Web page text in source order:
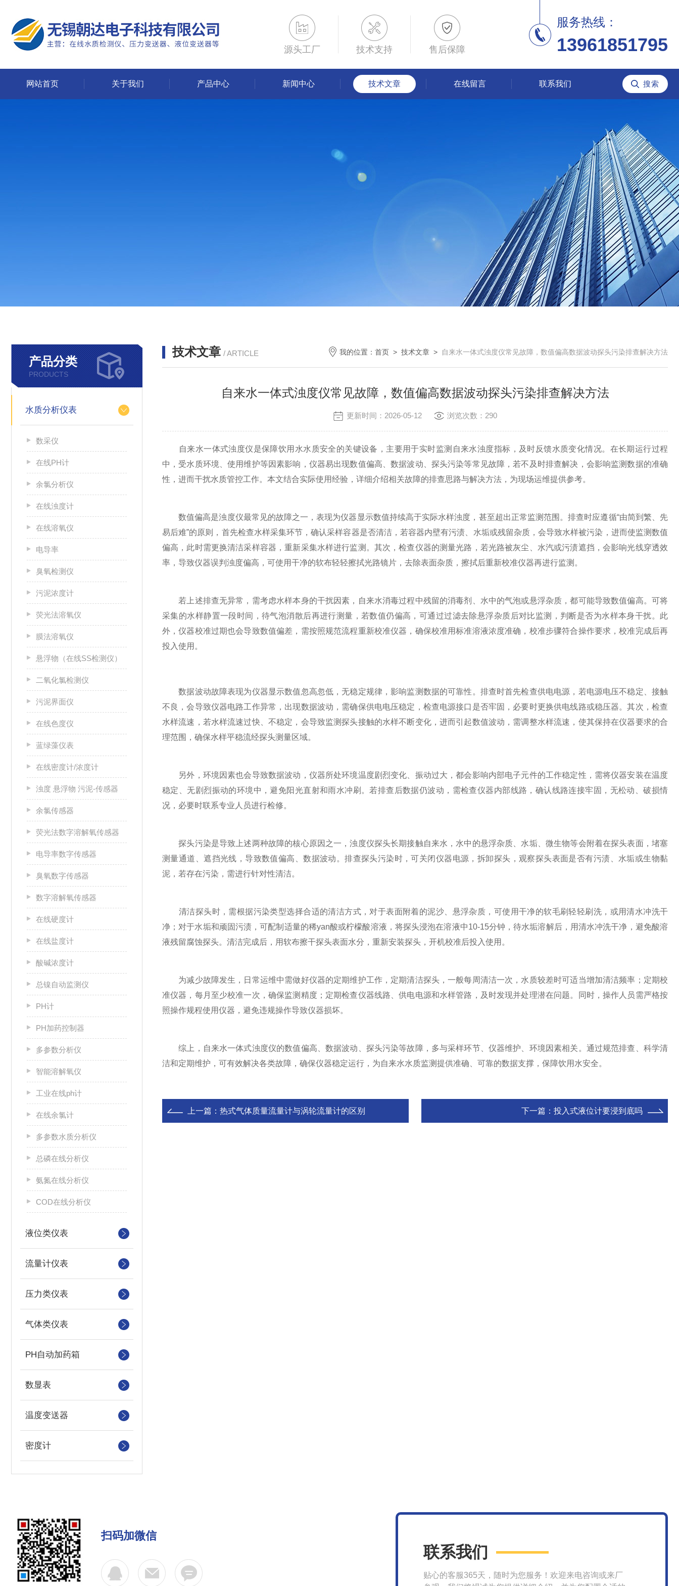
源头工厂 技术支持 售后保障
服务热线：
13961851795
网站首页 关于我们 产品中心 新闻中心 技术文章 在线留言 联系我们
产品分类
PRODUCTS
水质分析仪表
数采仪
在线PH计
余氯分析仪
在线浊度计
在线溶氧仪
电导率
臭氧检测仪
污泥浓度计
荧光法溶氧仪
膜法溶氧仪
悬浮物（在线SS检测仪）
二氧化氯检测仪
污泥界面仪
在线色度仪
蓝绿藻仪表
在线密度计/浓度计
浊度 悬浮物 污泥-传感器
余氯传感器
荧光法数字溶解氧传感器
电导率数字传感器
臭氧数字传感器
数字溶解氧传感器
在线硬度计
在线盐度计
酸碱浓度计
总镍自动监测仪
PH计
PH加药控制器
多参数分析仪
智能溶解氧仪
工业在线ph计
在线余氯计
多参数水质分析仪
总磷在线分析仪
氨氮在线分析仪
COD在线分析仪
液位类仪表
流量计仪表
压力类仪表
气体类仪表
PH自动加药箱
数显表
温度变送器
密度计
技术文章 / ARTICLE 我的位置： 首页 > 技术文章 > 自来水一体式浊度仪常见故障，数值偏高数据波动探头污染排查解决方法
自来水一体式浊度仪常见故障，数值偏高数据波动探头污染排查解决方法
更新时间：2026-05-12 浏览次数：290
自来水一体式浊度仪是保障饮用水水质安全的关键设备，主要用于实时监测自来水浊度指标，及时反馈水质变化情况。在长期运行过程
中，受水质环境、使用维护等因素影响，仪器易出现数值偏高、数据波动、探头污染等常见故障，若不及时排查解决，会影响监测数据的准确
性，进而干扰水质管控工作。本文结合实际使用经验，详细介绍相关故障的排查思路与解决方法，为现场运维提供参考。
数值偏高是浊度仪最常见的故障之一，表现为仪器显示数值持续高于实际水样浊度，甚至超出正常监测范围。排查时应遵循“由简到繁、先
易后难”的原则，首先检查水样采集环节，确认采样容器是否清洁，若容器内壁有污渍、水垢或残留杂质，会导致水样被污染，进而使监测数值
偏高，此时需更换清洁采样容器，重新采集水样进行监测。其次，检查仪器的测量光路，若光路被灰尘、水汽或污渍遮挡，会影响光线穿透效
率，导致仪器误判浊度偏高，可使用干净的软布轻轻擦拭光路镜片，去除表面杂质，擦拭后重新校准仪器再进行监测。
若上述排查无异常，需考虑水样本身的干扰因素，自来水消毒过程中残留的消毒剂、水中的气泡或悬浮杂质，都可能导致数值偏高。可将
采集的水样静置一段时间，待气泡消散后再进行测量，若数值仍偏高，可通过过滤去除悬浮杂质后对比监测，判断是否为水样本身干扰。此
外，仪器校准过期也会导致数值偏差，需按照规范流程重新校准仪器，确保校准用标准溶液浓度准确，校准步骤符合操作要求，校准完成后再
投入使用。
数据波动故障表现为仪器显示数值忽高忽低，无稳定规律，影响监测数据的可靠性。排查时首先检查供电电源，若电源电压不稳定、接触
不良，会导致仪器电路工作异常，出现数据波动，需确保供电电压稳定，检查电源接口是否牢固，必要时更换供电线路或稳压器。其次，检查
水样流速，若水样流速过快、不稳定，会导致监测探头接触的水样不断变化，进而引起数值波动，需调整水样流速，使其保持在仪器要求的合
理范围，确保水样平稳流经探头测量区域。
另外，环境因素也会导致数据波动，仪器所处环境温度剧烈变化、振动过大，都会影响内部电子元件的工作稳定性，需将仪器安装在温度
稳定、无剧烈振动的环境中，避免阳光直射和雨水冲刷。若排查后数据仍波动，需检查仪器内部线路，确认线路连接牢固，无松动、破损情
况，必要时联系专业人员进行检修。
探头污染是导致上述两种故障的核心原因之一，浊度仪探头长期接触自来水，水中的悬浮杂质、水垢、微生物等会附着在探头表面，堵塞
测量通道、遮挡光线，导致数值偏高、数据波动。排查探头污染时，可关闭仪器电源，拆卸探头，观察探头表面是否有污渍、水垢或生物黏
泥，若存在污染，需进行针对性清洁。
清洁探头时，需根据污染类型选择合适的清洁方式，对于表面附着的泥沙、悬浮杂质，可使用干净的软毛刷轻轻刷洗，或用清水冲洗干
净；对于水垢和顽固污渍，可配制适量的稀yan酸或柠檬酸溶液，将探头浸泡在溶液中10-15分钟，待水垢溶解后，用清水冲洗干净，避免酸溶
液残留腐蚀探头。清洁完成后，用软布擦干探头表面水分，重新安装探头，开机校准后投入使用。
为减少故障发生，日常运维中需做好仪器的定期维护工作，定期清洁探头，一般每周清洁一次，水质较差时可适当增加清洁频率；定期校
准仪器，每月至少校准一次，确保监测精度；定期检查仪器线路、供电电源和水样管路，及时发现并处理潜在问题。同时，操作人员需严格按
照操作规程使用仪器，避免违规操作导致仪器损坏。
综上，自来水一体式浊度仪的数值偏高、数据波动、探头污染等故障，多与采样环节、仪器维护、环境因素相关。通过规范排查、科学清
洁和定期维护，可有效解决各类故障，确保仪器稳定运行，为自来水水质监测提供准确、可靠的数据支撑，保障饮用水安全。
上一篇： 热式气体质量流量计与涡轮流量计的区别 下一篇： 投入式液位计要浸到底吗
扫码加微信
联系我们
贴心的客服365天，随时为您服务！欢迎来电咨询或来厂